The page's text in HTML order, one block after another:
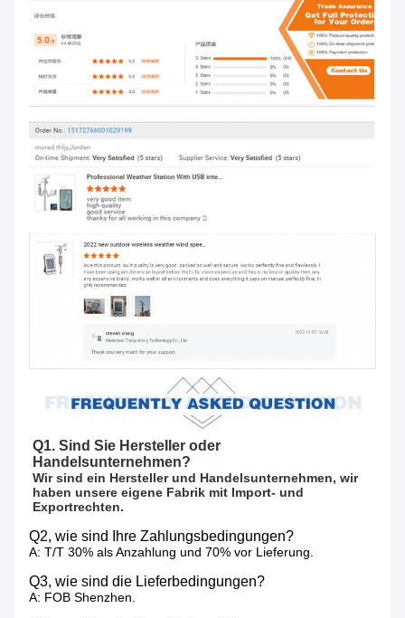
Q1. Sind Sie Hersteller oder
Handelsunternehmen?
Wir sind ein Hersteller und Handelsunternehmen, wir
haben unsere eigene Fabrik mit Import- und
Exportrechten.
Q2, wie sind Ihre Zahlungsbedingungen?
A: T/T 30% als Anzahlung und 70% vor Lieferung.
Q3, wie sind die Lieferbedingungen?
A: FOB Shenzhen.